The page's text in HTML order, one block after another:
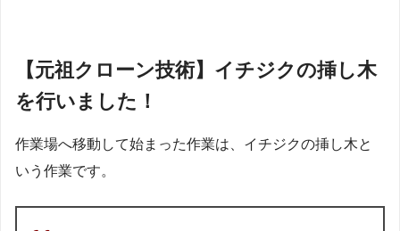
【元祖クローン技術】イチジクの挿し木
を行いました！
作業場へ移動して始まった作業は、イチジクの挿し木と
いう作業です。